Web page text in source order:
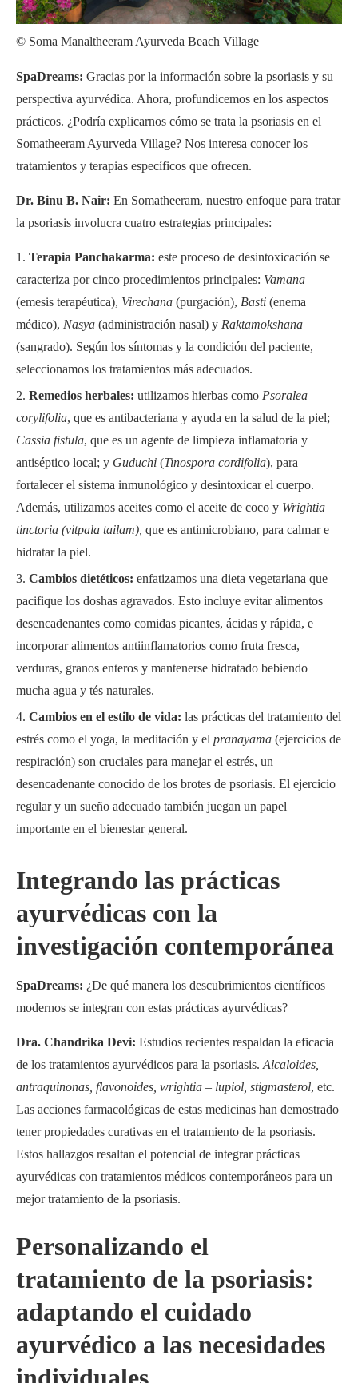
© Soma Manaltheeram Ayurveda Beach Village
SpaDreams: Gracias por la información sobre la psoriasis y su
perspectiva ayurvédica. Ahora, profundicemos en los aspectos
prácticos. ¿Podría explicarnos cómo se trata la psoriasis en el
Somatheeram Ayurveda Village? Nos interesa conocer los
tratamientos y terapias específicos que ofrecen.
Dr. Binu B. Nair: En Somatheeram, nuestro enfoque para tratar
la psoriasis involucra cuatro estrategias principales:
Terapia Panchakarma: este proceso de desintoxicación se
caracteriza por cinco procedimientos principales: Vamana
(emesis terapéutica), Virechana (purgación), Basti (enema
médico), Nasya (administración nasal) y Raktamokshana
(sangrado). Según los síntomas y la condición del paciente,
seleccionamos los tratamientos más adecuados.
Remedios herbales: utilizamos hierbas como Psoralea
corylifolia, que es antibacteriana y ayuda en la salud de la piel;
Cassia fistula, que es un agente de limpieza inflamatoria y
antiséptico local; y Guduchi (Tinospora cordifolia), para
fortalecer el sistema inmunológico y desintoxicar el cuerpo.
Además, utilizamos aceites como el aceite de coco y Wrightia
tinctoria (vitpala tailam), que es antimicrobiano, para calmar e
hidratar la piel.
Cambios dietéticos: enfatizamos una dieta vegetariana que
pacifique los doshas agravados. Esto incluye evitar alimentos
desencadenantes como comidas picantes, ácidas y rápida, e
incorporar alimentos antiinflamatorios como fruta fresca,
verduras, granos enteros y mantenerse hidratado bebiendo
mucha agua y tés naturales.
Cambios en el estilo de vida: las prácticas del tratamiento del
estrés como el yoga, la meditación y el pranayama (ejercicios de
respiración) son cruciales para manejar el estrés, un
desencadenante conocido de los brotes de psoriasis. El ejercicio
regular y un sueño adecuado también juegan un papel
importante en el bienestar general.
Integrando las prácticas
ayurvédicas con la
investigación contemporánea
SpaDreams: ¿De qué manera los descubrimientos científicos
modernos se integran con estas prácticas ayurvédicas?
Dra. Chandrika Devi: Estudios recientes respaldan la eficacia
de los tratamientos ayurvédicos para la psoriasis. Alcaloides,
antraquinonas, flavonoides, wrightia – lupiol, stigmasterol, etc.
Las acciones farmacológicas de estas medicinas han demostrado
tener propiedades curativas en el tratamiento de la psoriasis.
Estos hallazgos resaltan el potencial de integrar prácticas
ayurvédicas con tratamientos médicos contemporáneos para un
mejor tratamiento de la psoriasis.
Personalizando el
tratamiento de la psoriasis:
adaptando el cuidado
ayurvédico a las necesidades
individuales